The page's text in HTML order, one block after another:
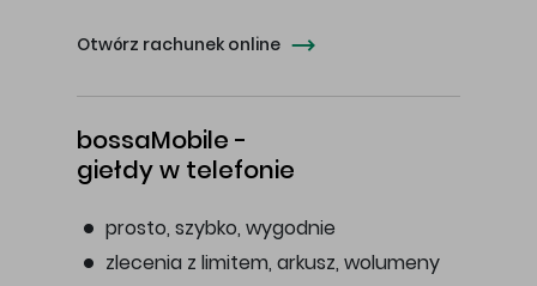
Otwórz rachunek online
bossaMobile -
giełdy w telefonie
prosto, szybko, wygodnie
zlecenia z limitem, arkusz, wolumeny